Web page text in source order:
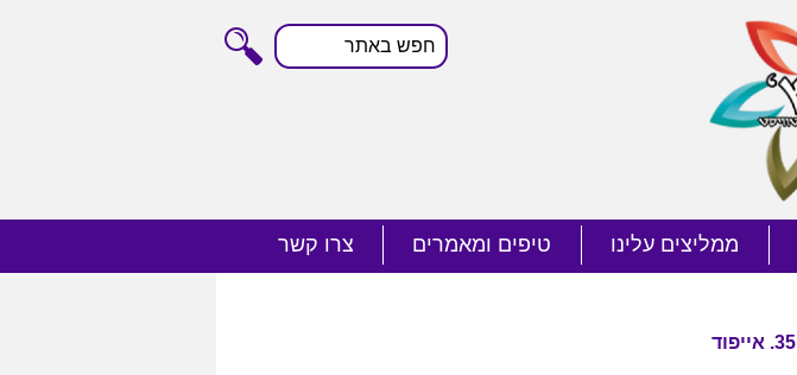
ממליצים עלינו טיפים ומאמרים צרו קשר
חפש
באתר
35. אייפוד